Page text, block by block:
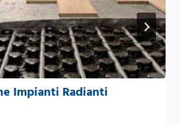
Impianti Radianti